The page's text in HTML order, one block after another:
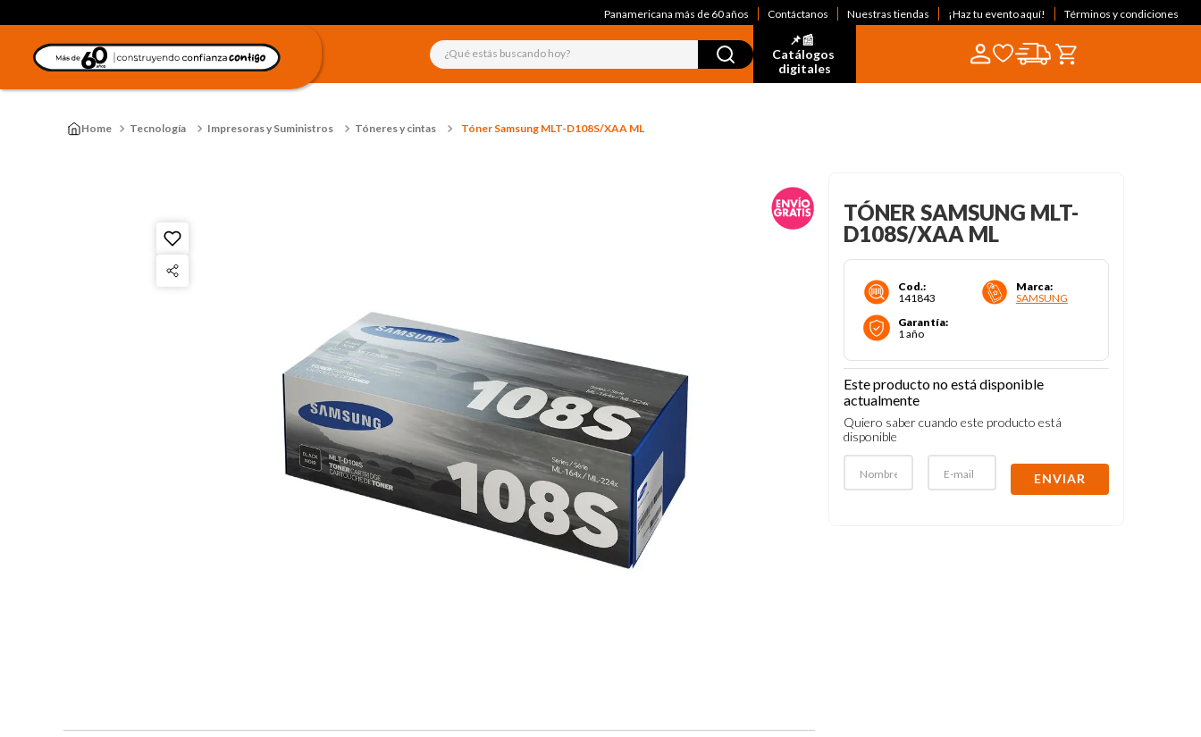
Panamericana más de 60 años Contáctanos Nuestras tiendas ¡Haz tu evento aquí! Términos y condiciones
¿Qué estás buscando hoy?
📌📰
Catálogos
digitales
Tecnología Impresoras y Suministros Tóneres y cintas Tóner Samsung MLT-D108S/XAA ML
TÓNER SAMSUNG MLT-
D108S/XAA ML
Cod.:
141843
Marca:
SAMSUNG
Garantía:
1 año
Este producto no está disponible
actualmente
Quiero saber cuando este producto está
disponible
ENVIAR